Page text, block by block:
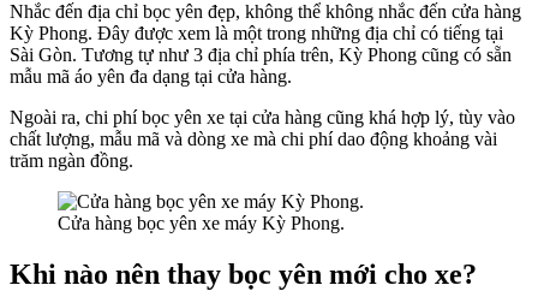
Nhắc đến địa chỉ bọc yên đẹp, không thể không nhắc đến cửa hàng
Kỳ Phong. Đây được xem là một trong những địa chỉ có tiếng tại
Sài Gòn. Tương tự như 3 địa chỉ phía trên, Kỳ Phong cũng có sẵn
mẫu mã áo yên đa dạng tại cửa hàng.
Ngoài ra, chi phí bọc yên xe tại cửa hàng cũng khá hợp lý, tùy vào
chất lượng, mẫu mã và dòng xe mà chi phí dao động khoảng vài
trăm ngàn đồng.
Cửa hàng bọc yên xe máy Kỳ Phong.
Khi nào nên thay bọc yên mới cho xe?